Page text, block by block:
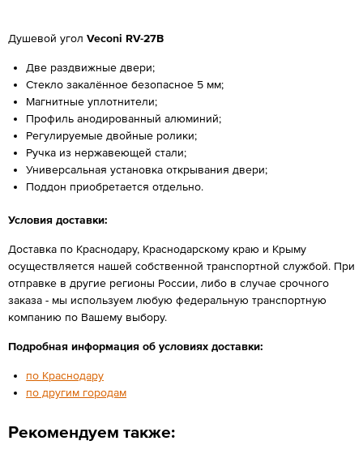
Душевой угол Veconi RV-27B
Две раздвижные двери;
Стекло закалённое безопасное 5 мм;
Магнитные уплотнители;
Профиль анодированный алюминий;
Регулируемые двойные ролики;
Ручка из нержавеющей стали;
Универсальная установка открывания двери;
Поддон приобретается отдельно.
Условия доставки:
Доставка по Краснодару, Краснодарскому краю и Крыму
осуществляется нашей собственной транспортной службой. При
отправке в другие регионы России, либо в случае срочного
заказа - мы используем любую федеральную транспортную
компанию по Вашему выбору.
Подробная информация об условиях доставки:
по Краснодару
по другим городам
Рекомендуем также: